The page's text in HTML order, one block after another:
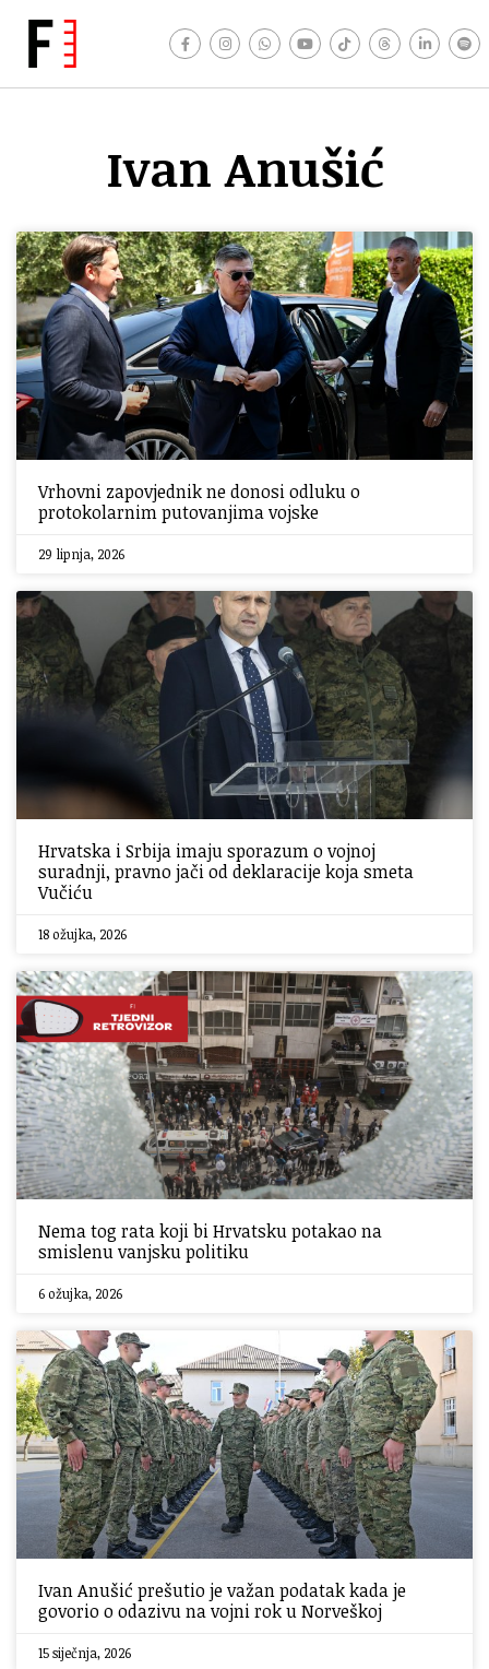
Ivan Anušić
Vrhovni zapovjednik ne donosi odluku o
protokolarnim putovanjima vojske
29 lipnja, 2026
Hrvatska i Srbija imaju sporazum o vojnoj
suradnji, pravno jači od deklaracije koja smeta
Vučiću
18 ožujka, 2026
Nema tog rata koji bi Hrvatsku potakao na
smislenu vanjsku politiku
6 ožujka, 2026
Ivan Anušić prešutio je važan podatak kada je
govorio o odazivu na vojni rok u Norveškoj
15 siječnja, 2026